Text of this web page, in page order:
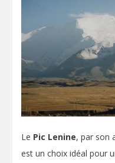
Le Pic Lenine, par son
est un choix idéal pour